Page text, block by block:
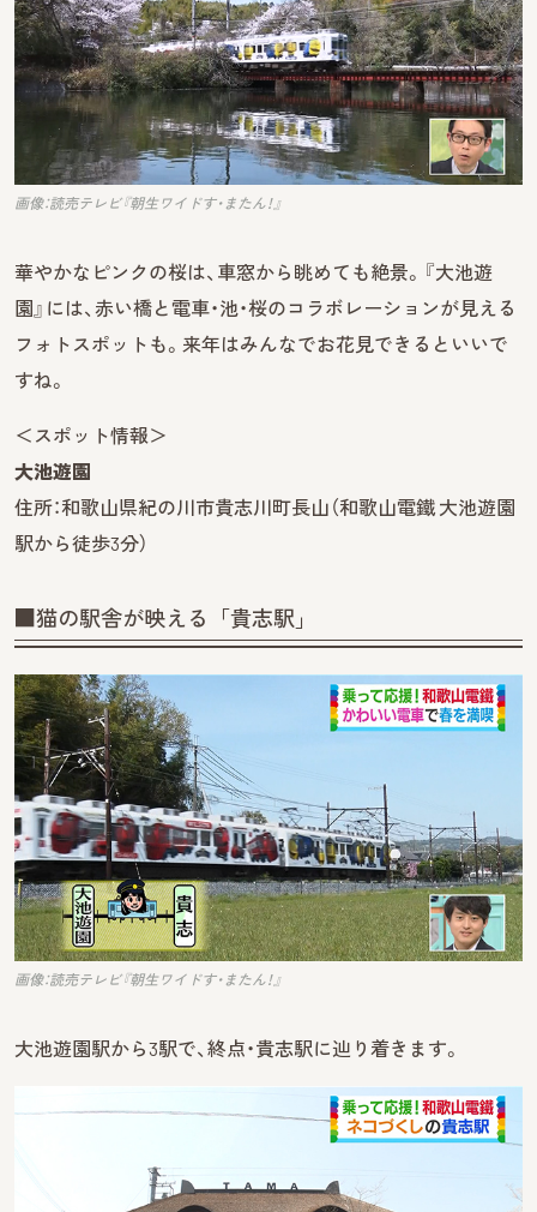
画像：読売テレビ『朝生ワイドす・またん！』
華やかなピンクの桜は、車窓から眺めても絶景。『大池遊
園』には、赤い橋と電車・池・桜のコラボレーションが見える
フォトスポットも。来年はみんなでお花見できるといいで
すね。
＜スポット情報＞
大池遊園
住所：和歌山県紀の川市貴志川町長山（和歌山電鐵 大池遊園
駅から徒歩3分）
■猫の駅舎が映える「貴志駅」
画像：読売テレビ『朝生ワイドす・またん！』
大池遊園駅から3駅で、終点・貴志駅に辿り着きます。